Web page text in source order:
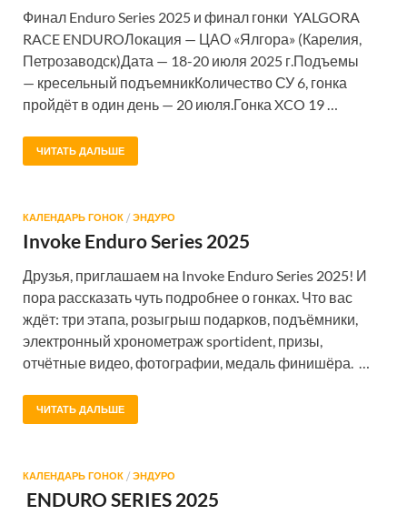
Финал Enduro Series 2025 и финал гонки YALGORA
RACE ENDUROЛокация — ЦАО «Ялгора» (Карелия,
Петрозаводск)Дата — 18-20 июля 2025 г.Подъемы
— кресельный подъемникКоличество СУ 6, гонка
пройдёт в один день — 20 июля.Гонка XCO 19 …
ЧИТАТЬ ДАЛЬШЕ
КАЛЕНДАРЬ ГОНОК / ЭНДУРО
Invoke Enduro Series 2025
Друзья, приглашаем на Invoke Enduro Series 2025! И
пора рассказать чуть подробнее о гонках. Что вас
ждёт: три этапа, розыгрыш подарков, подъёмники,
электронный хронометраж sportident, призы,
отчётные видео, фотографии, медаль финишёра. …
ЧИТАТЬ ДАЛЬШЕ
КАЛЕНДАРЬ ГОНОК / ЭНДУРО
ENDURO SERIES 2025